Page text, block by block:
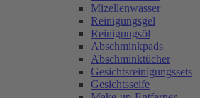
Mizellenwasser
Reinigungsgel
Reinigungsöl
Abschminkpads
Abschminktücher
Gesichtsreinigungssets
Gesichtsseife